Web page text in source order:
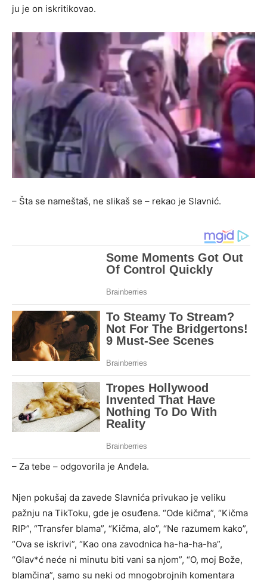
ju je on iskritikovao.
– Šta se nameštaš, ne slikaš se – rekao je Slavnić.
– Za tebe – odgovorila je Anđela.
Njen pokušaj da zavede Slavnića privukao je veliku
pažnju na TikToku, gde je osuđena. “Ode kičma”, “Kičma
RIP”, “Transfer blama”, “Kičma, alo”, “Ne razumem kako”,
“Ova se iskrivi”, “Kao ona zavodnica ha-ha-ha-ha”,
“Glav*ć neće ni minutu biti vani sa njom”, “O, moj Bože,
blamčina”, samo su neki od mnogobrojnih komentara